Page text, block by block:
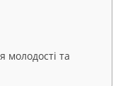
молодості та